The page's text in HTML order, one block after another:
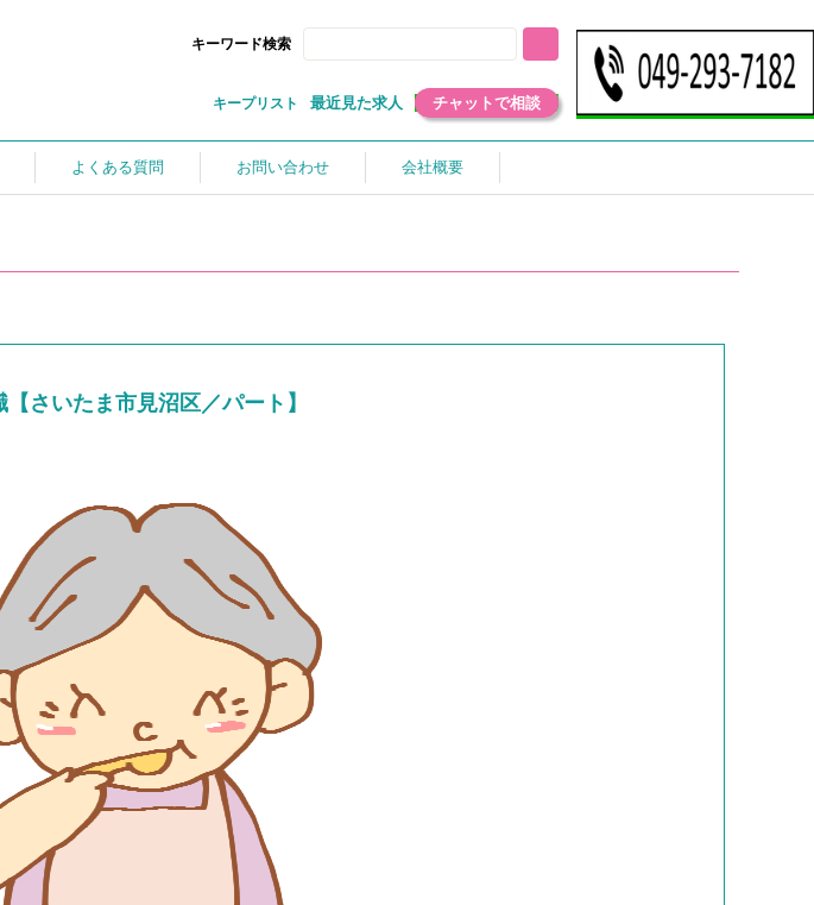
キーワード検索
キープリスト 最近見た求人 チャットで相談
よくある質問 お問い合わせ 会社概要
さいたま市見沼区／パート】